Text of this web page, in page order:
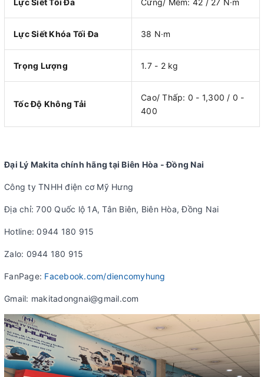
Lực Siết Khóa Tối Đa 38 N·m
Trọng Lượng 1.7 - 2 kg
Tốc Độ Không Tải
Cao/ Thấp: 0 - 1,300 / 0 -
400
Đại Lý Makita chính hãng tại Biên Hòa - Đồng Nai
Công ty TNHH điện cơ Mỹ Hưng
Địa chỉ: 700 Quốc lộ 1A, Tân Biên, Biên Hòa, Đồng Nai
Hotline: 0944 180 915
Zalo: 0944 180 915
FanPage: Facebook.com/diencomyhung
Gmail: makitadongnai@gmail.com